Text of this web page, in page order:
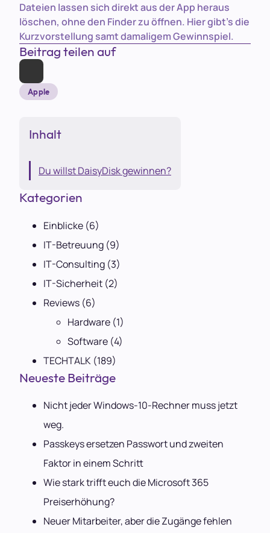
Dateien lassen sich direkt aus der App heraus
löschen, ohne den Finder zu öffnen. Hier gibt’s die
Kurzvorstellung samt damaligem Gewinnspiel.
Beitrag teilen auf
Apple
Inhalt
Du willst DaisyDisk gewinnen?
Kategorien
Einblicke (6)
IT-Betreuung (9)
IT-Consulting (3)
IT-Sicherheit (2)
Reviews (6)
Hardware (1)
Software (4)
TECHTALK (189)
Neueste Beiträge
Nicht jeder Windows-10-Rechner muss jetzt
weg.
Passkeys ersetzen Passwort und zweiten
Faktor in einem Schritt
Wie stark trifft euch die Microsoft 365
Preiserhöhung?
Neuer Mitarbeiter, aber die Zugänge fehlen